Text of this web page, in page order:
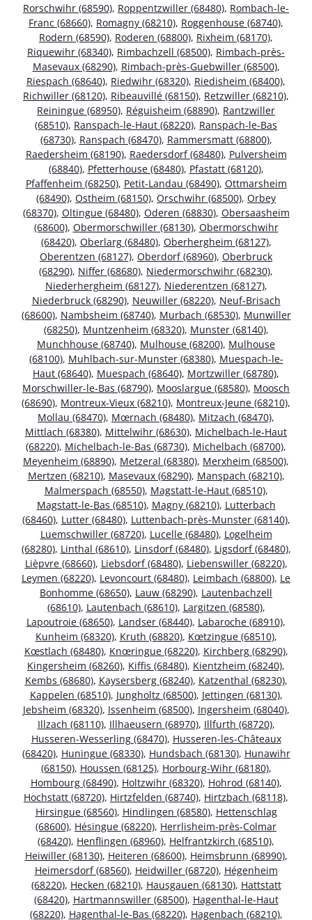
Rorschwihr (68590), Roppentzwiller (68480), Rombach-le-
Franc (68660), Romagny (68210), Roggenhouse (68740),
Rodern (68590), Roderen (68800), Rixheim (68170),
Riquewihr (68340), Rimbachzell (68500), Rimbach-près-
Masevaux (68290), Rimbach-près-Guebwiller (68500),
Riespach (68640), Riedwihr (68320), Riedisheim (68400),
Richwiller (68120), Ribeauvillé (68150), Retzwiller (68210),
Reiningue (68950), Réguisheim (68890), Rantzwiller
(68510), Ranspach-le-Haut (68220), Ranspach-le-Bas
(68730), Ranspach (68470), Rammersmatt (68800),
Raedersheim (68190), Raedersdorf (68480), Pulversheim
(68840), Pfetterhouse (68480), Pfastatt (68120),
Pfaffenheim (68250), Petit-Landau (68490), Ottmarsheim
(68490), Ostheim (68150), Orschwihr (68500), Orbey
(68370), Oltingue (68480), Oderen (68830), Obersaasheim
(68600), Obermorschwiller (68130), Obermorschwihr
(68420), Oberlarg (68480), Oberhergheim (68127),
Oberentzen (68127), Oberdorf (68960), Oberbruck
(68290), Niffer (68680), Niedermorschwihr (68230),
Niederhergheim (68127), Niederentzen (68127),
Niederbruck (68290), Neuwiller (68220), Neuf-Brisach
(68600), Nambsheim (68740), Murbach (68530), Munwiller
(68250), Muntzenheim (68320), Munster (68140),
Munchhouse (68740), Mulhouse (68200), Mulhouse
(68100), Muhlbach-sur-Munster (68380), Muespach-le-
Haut (68640), Muespach (68640), Mortzwiller (68780),
Morschwiller-le-Bas (68790), Mooslargue (68580), Moosch
(68690), Montreux-Vieux (68210), Montreux-Jeune (68210),
Mollau (68470), Mœrnach (68480), Mitzach (68470),
Mittlach (68380), Mittelwihr (68630), Michelbach-le-Haut
(68220), Michelbach-le-Bas (68730), Michelbach (68700),
Meyenheim (68890), Metzeral (68380), Merxheim (68500),
Mertzen (68210), Masevaux (68290), Manspach (68210),
Malmerspach (68550), Magstatt-le-Haut (68510),
Magstatt-le-Bas (68510), Magny (68210), Lutterbach
(68460), Lutter (68480), Luttenbach-près-Munster (68140),
Luemschwiller (68720), Lucelle (68480), Logelheim
(68280), Linthal (68610), Linsdorf (68480), Ligsdorf (68480),
Lièpvre (68660), Liebsdorf (68480), Liebenswiller (68220),
Leymen (68220), Levoncourt (68480), Leimbach (68800), Le
Bonhomme (68650), Lauw (68290), Lautenbachzell
(68610), Lautenbach (68610), Largitzen (68580),
Lapoutroie (68650), Landser (68440), Labaroche (68910),
Kunheim (68320), Kruth (68820), Kœtzingue (68510),
Kœstlach (68480), Knœringue (68220), Kirchberg (68290),
Kingersheim (68260), Kiffis (68480), Kientzheim (68240),
Kembs (68680), Kaysersberg (68240), Katzenthal (68230),
Kappelen (68510), Jungholtz (68500), Jettingen (68130),
Jebsheim (68320), Issenheim (68500), Ingersheim (68040),
Illzach (68110), Illhaeusern (68970), Illfurth (68720),
Husseren-Wesserling (68470), Husseren-les-Châteaux
(68420), Huningue (68330), Hundsbach (68130), Hunawihr
(68150), Houssen (68125), Horbourg-Wihr (68180),
Hombourg (68490), Holtzwihr (68320), Hohrod (68140),
Hochstatt (68720), Hirtzfelden (68740), Hirtzbach (68118),
Hirsingue (68560), Hindlingen (68580), Hettenschlag
(68600), Hésingue (68220), Herrlisheim-près-Colmar
(68420), Henflingen (68960), Helfrantzkirch (68510),
Heiwiller (68130), Heiteren (68600), Heimsbrunn (68990),
Heimersdorf (68560), Heidwiller (68720), Hégenheim
(68220), Hecken (68210), Hausgauen (68130), Hattstatt
(68420), Hartmannswiller (68500), Hagenthal-le-Haut
(68220), Hagenthal-le-Bas (68220), Hagenbach (68210),